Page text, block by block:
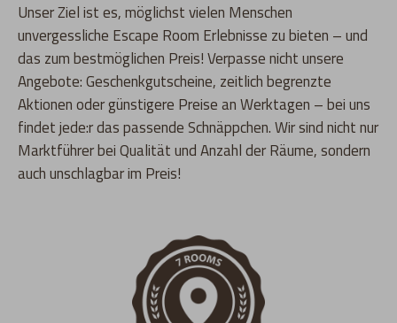
Unser Ziel ist es, möglichst vielen Menschen
unvergessliche Escape Room Erlebnisse zu bieten – und
das zum bestmöglichen Preis! Verpasse nicht unsere
Angebote: Geschenkgutscheine, zeitlich begrenzte
Aktionen oder günstigere Preise an Werktagen – bei uns
findet jede:r das passende Schnäppchen. Wir sind nicht nur
Marktführer bei Qualität und Anzahl der Räume, sondern
auch unschlagbar im Preis!